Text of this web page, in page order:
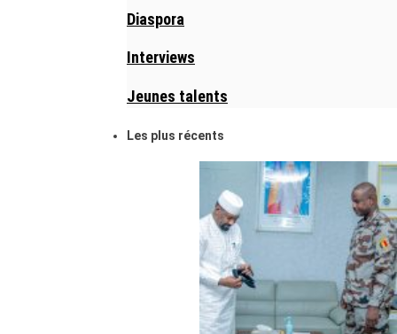
Diaspora
Interviews
Jeunes talents
Les plus récents